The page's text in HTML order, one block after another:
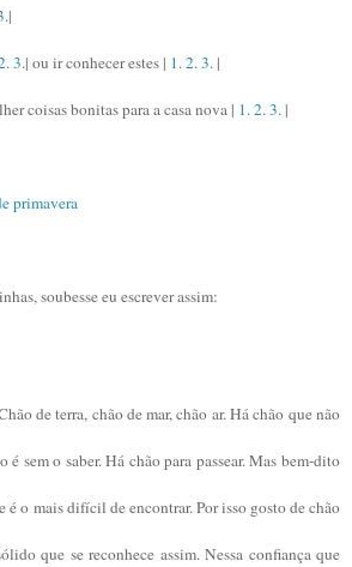
.|
.3.| ou ir conhecer estes | 1.2.3. |
coisas bonitas para a casa nova | 1.2.3. |
primavera
soubesse eu escrever assim:
de terra, chão de mar, chão ar. Há chão que não
é sem o saber. Há chão para passear. Mas bem-dito
é o mais difícil de encontrar. Por isso gosto de chão
que se reconhece assim. Nessa confiança que